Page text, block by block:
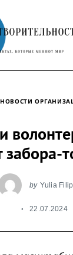
НОВОСТИ
забора-
by Yulia
22.07.2024